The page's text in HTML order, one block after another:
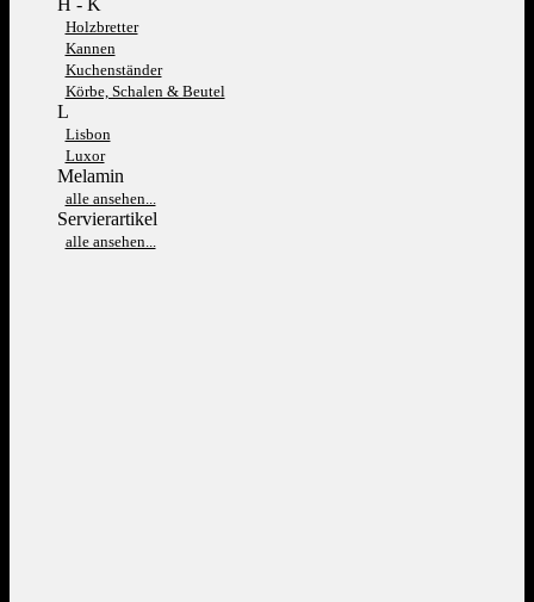
Holzbretter
Kannen
Kuchenständer
Körbe, Schalen & Beutel
L
Lisbon
Luxor
Melamin
alle ansehen...
Servierartikel
alle ansehen...